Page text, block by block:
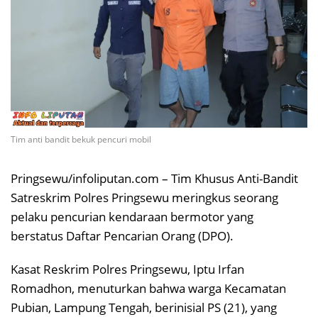
Tim anti bandit bekuk pencuri mobil
Pringsewu/infoliputan.com – Tim Khusus Anti-Bandit
Satreskrim Polres Pringsewu meringkus seorang
pelaku pencurian kendaraan bermotor yang
berstatus Daftar Pencarian Orang (DPO).
Kasat Reskrim Polres Pringsewu, Iptu Irfan
Romadhon, menuturkan bahwa warga Kecamatan
Pubian, Lampung Tengah, berinisial PS (21), yang